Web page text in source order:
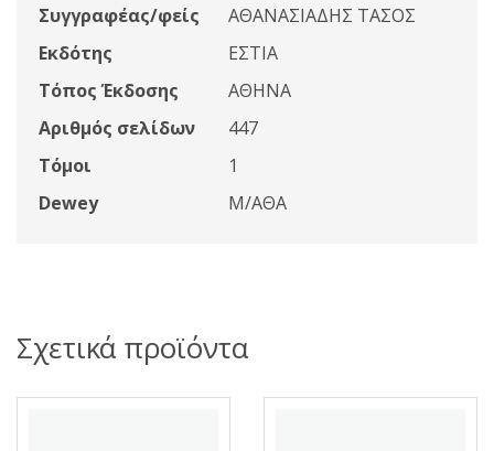
Συγγραφέας/φείς
ΑΘΑΝΑΣΙΑΔΗΣ ΤΑΣΟΣ
Εκδότης
ΕΣΤΙΑ
Τόπος Έκδοσης
ΑΘΗΝΑ
Αριθμός σελίδων
447
Τόμοι
1
Dewey
Μ/ΑΘΑ
Σχετικά προϊόντα